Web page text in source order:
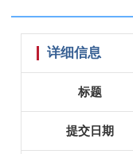
详细信息
标题
提交日期